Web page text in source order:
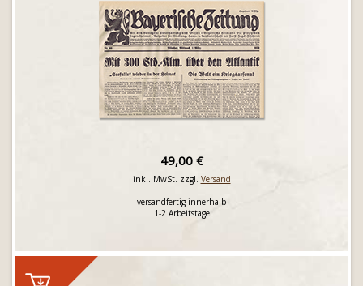
49,00 €
inkl. MwSt. zzgl. Versand
versandfertig innerhalb
1-2 Arbeitstage